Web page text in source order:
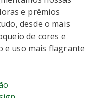
e prêmios
desde o mais
de cores e
e uso mais flagrante